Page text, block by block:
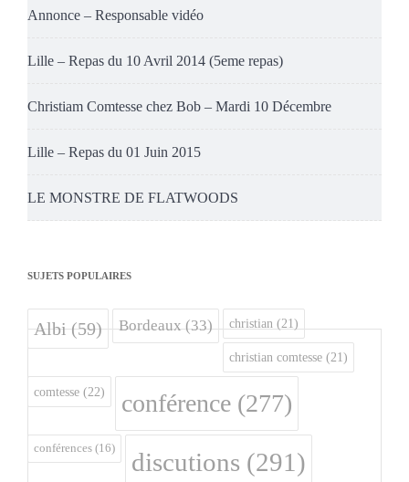
Annonce – Responsable vidéo
Lille – Repas du 10 Avril 2014 (5eme repas)
Christiam Comtesse chez Bob – Mardi 10 Décembre
Lille – Repas du 01 Juin 2015
LE MONSTRE DE FLATWOODS
SUJETS POPULAIRES
Albi(59) Bordeaux(33) christian (21)
christian comtesse (21)
comtesse (22) conférence (277)
conférences (16) discutions (291)